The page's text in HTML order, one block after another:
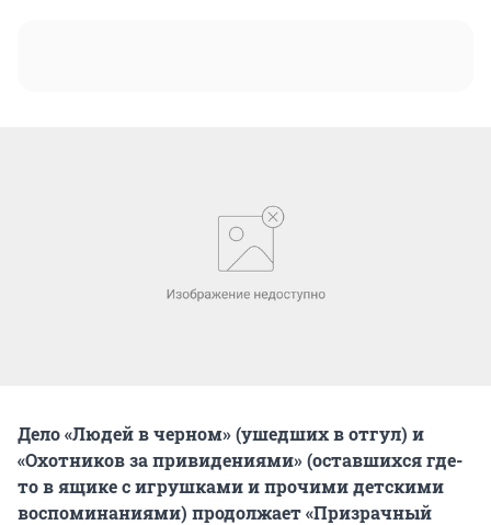
Дело «Людей в черном» (ушедших в отгул) и
«Охотников за привидениями» (оставшихся где-
то в ящике с игрушками и прочими детскими
воспоминаниями) продолжает «Призрачный